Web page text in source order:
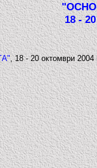
18 -
, 18 - 20 октомври 2004